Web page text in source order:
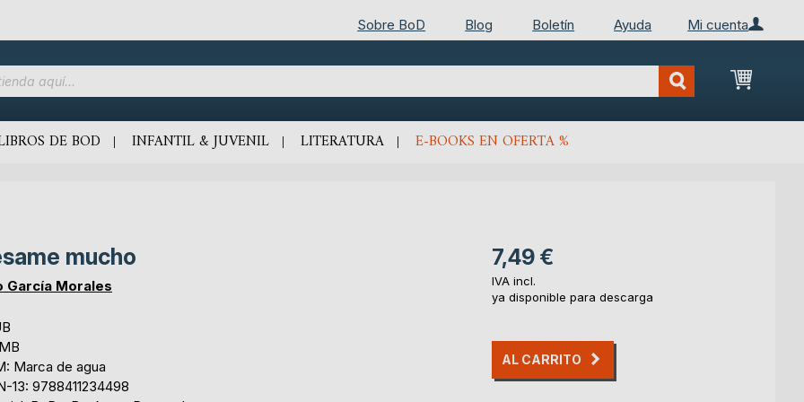
Mi cuenta
Sobre BoD Blog Boletín Ayuda
Mi
DE BOD INFANTIL & JUVENIL LITERATURA E-BOOKS EN OFERTA %
mucho
García Morales
Marca de agua
13: 9788411234498
7,49 €
IVA incl.
ya disponible para descarga
AL CARRITO